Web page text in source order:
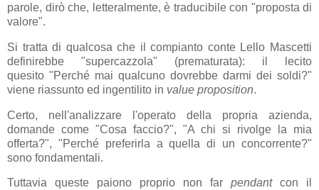
parole, dirò che, letteralmente, è traducibile con "proposta di
valore".
Si tratta di qualcosa che il compianto conte Lello Mascetti
definirebbe "supercazzola" (prematurata): il lecito
quesito "Perché mai qualcuno dovrebbe darmi dei soldi?"
viene riassunto ed ingentilito in value proposition.
Certo, nell'analizzare l'operato della propria azienda,
domande come "Cosa faccio?", "A chi si rivolge la mia
offerta?", "Perché preferirla a quella di un concorrente?"
sono fondamentali.
Tuttavia queste paiono proprio non far pendantcon il